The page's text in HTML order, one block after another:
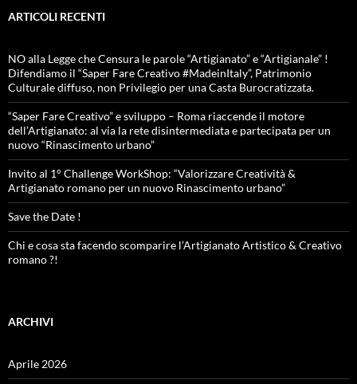
ARTICOLI RECENTI
NO alla Legge che Censura le parole “Artigianato” e “Artigianale” !
Difendiamo il “Saper Fare Creativo #MadeinItaly”, Patrimonio
Culturale diffuso, non Privilegio per una Casta Burocratizzata.
“Saper Fare Creativo” e sviluppo – Roma riaccende il motore
dell’Artigianato: al via la rete disintermediata e partecipata per un
nuovo “Rinascimento urbano”
Invito al 1° Challenge WorkShop: “Valorizzare Creatività &
Artigianato romano per un nuovo Rinascimento urbano”
Save the Date !
Chi e cosa sta facendo scomparire l’Artigianato Artistico & Creativo
romano ?!
ARCHIVI
Aprile 2026